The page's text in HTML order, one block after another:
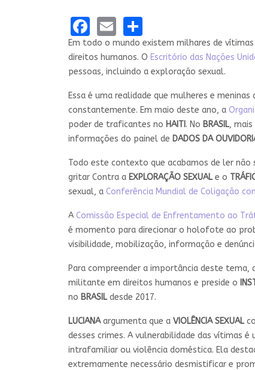
Facebook
Email
Em todo o mundo existem milhares de
direitos humanos. O Escritório das Nações
pessoas, incluindo a exploração sexual.
Essa é uma realidade que mulheres e meninas
constantemente. Em maio deste ano, a
poder de traficantes no HAITI . No BRASIL,
informações do painel de DADOS DA
Todo este contexto que acabamos de ler não
gritar Contra a EXPLORAÇÃO SEXUAL e o
sexual, a Conferência Mundial de Coligação
A Comissão Especial de Enfrentamento ao
é momento para direcionar o holofote ao
visibilidade, mobilização, informação e
Para compreender a importância deste tema,
militante em direitos humanos e preside o
no BRASIL desde 2017.
LUCIANAargumenta que a VIOLÊNCIA SEXUAL
desses crimes. A vulnerabilidade das vítimas
intrafamiliar ou violência doméstica. Ela
extremamente necessário desmistificar e